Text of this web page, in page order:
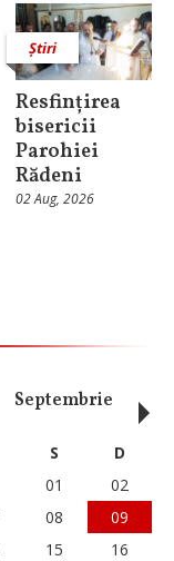
Știri
Resfințirea
bisericii
Parohiei
Rădeni
02 Aug, 2026
Septembrie
S
D
01
02
08
09
15
16